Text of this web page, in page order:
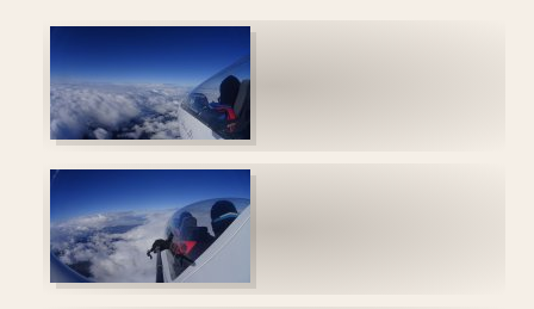
WAVECAMP 2017
FOTOGALERIE